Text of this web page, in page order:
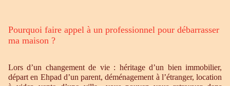
Pourquoi faire appel à un professionnel pour débarrasser
ma maison ?
Lors d’un changement de vie : héritage d’un bien immobilier,
départ en Ehpad d’un parent, déménagement à l’étranger, location